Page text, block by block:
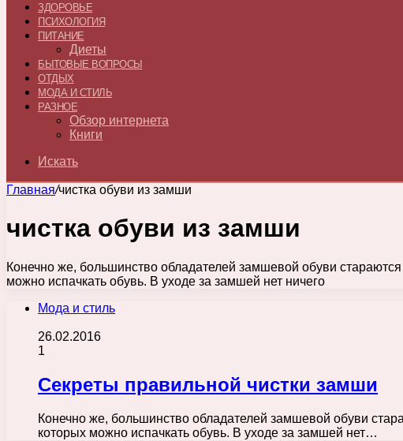
ЗДОРОВЬЕ
ПСИХОЛОГИЯ
ПИТАНИЕ
Диеты
БЫТОВЫЕ ВОПРОСЫ
ОТДЫХ
МОДА И СТИЛЬ
РАЗНОЕ
Обзор интернета
Книги
Искать
Главная/чистка обуви из замши
чистка обуви из замши
Конечно же, большинство обладателей замшевой обуви
можно испачкать обувь. В уходе за замшей нет ничего
Мода и стиль
26.02.2016
1
Секреты правильной чистки замши
Конечно же, большинство обладателей замшевой обуви
которых можно испачкать обувь. В уходе за замшей нет…